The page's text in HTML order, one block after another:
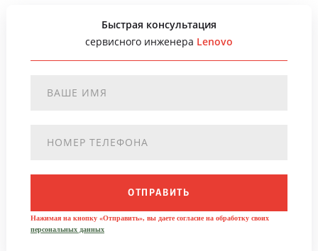
Быстрая консультация
сервисного инженера Lenovo
ОТПРАВИТЬ
Нажимая на кнопку «Отправить», вы даете согласие на обработку своих
персональных данных